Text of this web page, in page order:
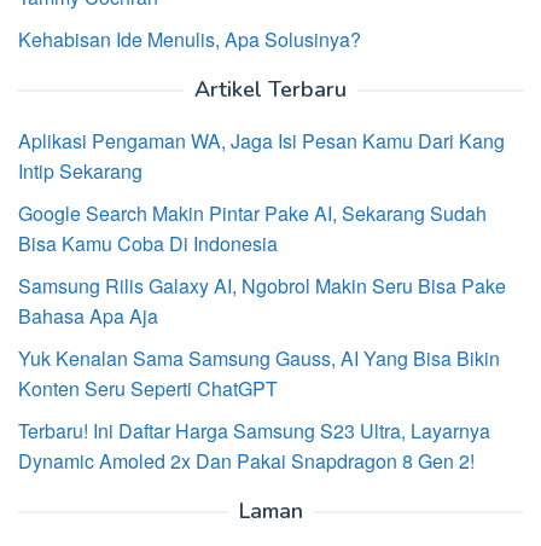
Kehabisan Ide Menulis, Apa Solusinya?
Artikel Terbaru
Aplikasi Pengaman WA, Jaga Isi Pesan Kamu Dari Kang
Intip Sekarang
Google Search Makin Pintar Pake AI, Sekarang Sudah
Bisa Kamu Coba Di Indonesia
Samsung Rilis Galaxy AI, Ngobrol Makin Seru Bisa Pake
Bahasa Apa Aja
Yuk Kenalan Sama Samsung Gauss, AI Yang Bisa Bikin
Konten Seru Seperti ChatGPT
Terbaru! Ini Daftar Harga Samsung S23 Ultra, Layarnya
Dynamic Amoled 2x Dan Pakai Snapdragon 8 Gen 2!
Laman